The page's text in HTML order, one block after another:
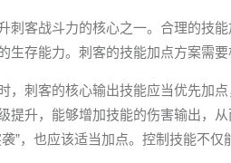
刺客战斗力的核心之一。合理的技
生存能力。刺客的技能加点方案需
，刺客的核心输出技能应当优先加
提升，能够增加技能的伤害输出，
”，也应该适当加点。控制技能不